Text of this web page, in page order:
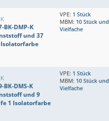
BK-DMP-K
und 37
VPE: 1 Stück
MBM: 10 Stück und
Vielfache
BK-DMS-K
und 9
1 Isolatorfarbe
VPE: 1 Stück
MBM: 10 Stück und
Vielfache